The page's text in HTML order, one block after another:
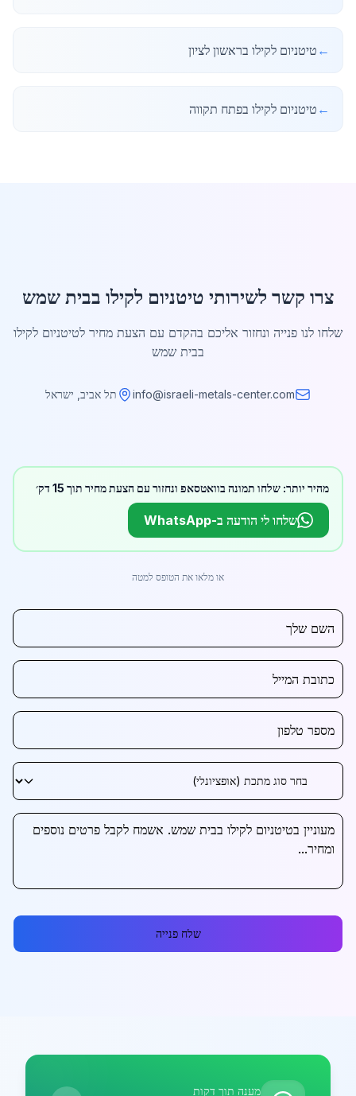
← טיטניום לקילו בראשון לציון
← טיטניום לקילו בפתח תקווה
צרו קשר לשירותי טיטניום לקילו בבית שמש
שלחו לנו פנייה ונחזור אליכם בהקדם עם הצעת מחיר לטיטניום לקילו
בבית שמש
info@israeli-metals-center.com תל אביב, ישראל
מהיר יותר: שלחו תמונה בוואטסאפ ונחזור עם הצעת מחיר תוך 15 דק׳
שלחו לי הודעה ב-WhatsApp
או מלאו את הטופס למטה
שלח פנייה
מענה תוך דקות